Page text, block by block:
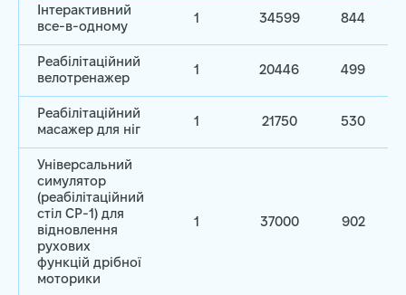
Інтерактивний
все-в-одному
1 34599 844
Реабілітаційний
велотренажер
1 20446 499
Реабілітаційний
масажер для ніг
1 21750 530
Універсальний
симулятор
(реабілітаційний
стіл CP-1) для
відновлення
рухових
функцій дрібної
моторики
1 37000 902